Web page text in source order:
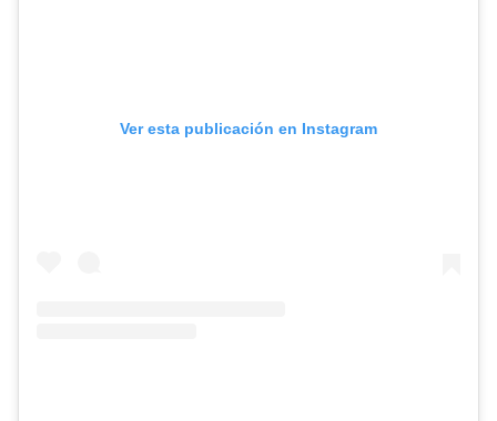
Ver esta publicación en Instagram